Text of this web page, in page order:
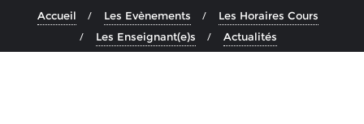
Accueil Les Evènements
Les Horaires Cours
Les Enseignant(e)s
Actualités